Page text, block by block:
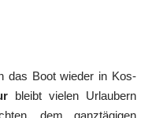
das Boot wieder in Kos-
bleibt vielen Urlaubern
dem ganztägigen